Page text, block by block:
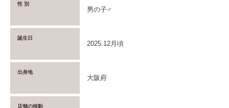
性 別
男の子♂
誕生日
2025.12月頃
出身地
大阪府
店舗の移動